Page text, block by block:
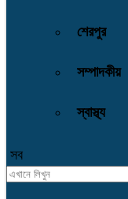
শেরপুর
সম্পাদকীয়
স্বাস্থ্য
সব